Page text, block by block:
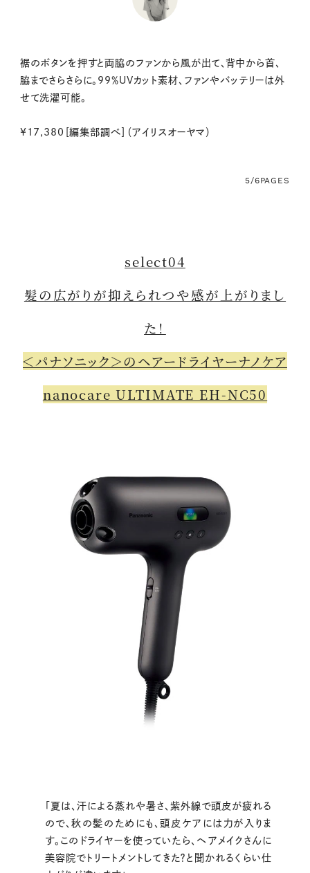
裾のボタンを押すと両脇のファンから風が出て、背中から首、
脇までさらさらに。99％UVカット素材、ファンやバッテリーは外
せて洗濯可能。
¥17,380［編集部調べ］（アイリスオーヤマ）
5/6PAGES
select04
髪の広がりが抑えられつや感が上がりまし
た！
＜パナソニック＞のヘアードライヤーナノケア
nanocare ULTIMATE EH-NC50
「夏は、汗による蒸れや暑さ、紫外線で頭皮が疲れる
ので、秋の髪のためにも、頭皮ケアには力が入りま
す。このドライヤーを使っていたら、ヘアメイクさんに
美容院でトリートメントしてきた？と聞かれるくらい仕